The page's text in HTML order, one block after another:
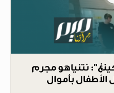
نتنياهو مجرم
بأموال